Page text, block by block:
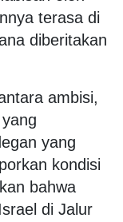
terasa di
diberitakan
ambisi,
yang
kondisi
bahwa
di Jalur